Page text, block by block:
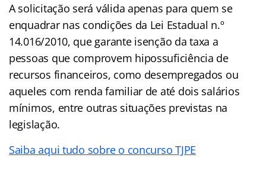
A solicitação será válida apenas para quem se
enquadrar nas condições da Lei Estadual n.º
14.016/2010, que garante isenção da taxa a
pessoas que comprovem hipossuficiência de
recursos financeiros, como desempregados ou
aqueles com renda familiar de até dois salários
mínimos, entre outras situações previstas na
legislação.
Saiba aqui tudo sobre o concurso TJPE